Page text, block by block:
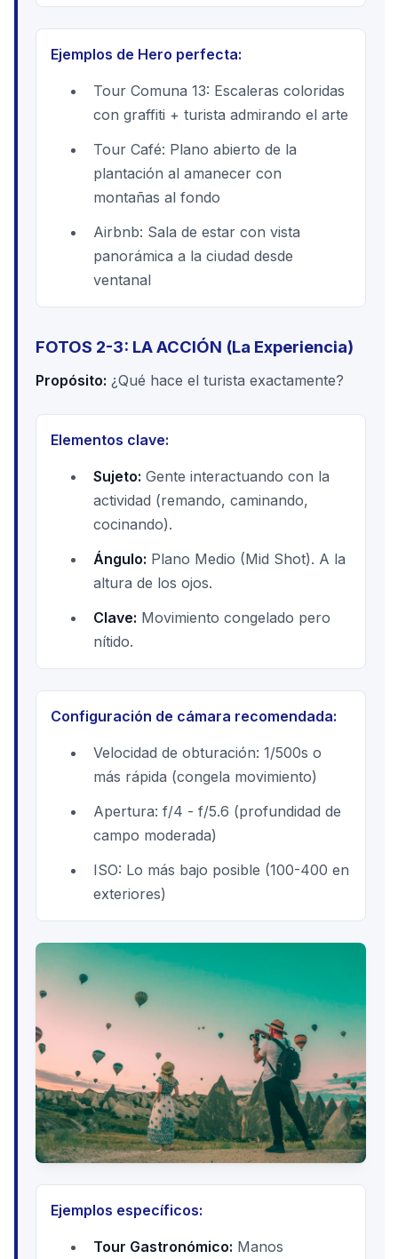
Ejemplos de Hero perfecta:
Tour Comuna 13: Escaleras coloridas
con graffiti + turista admirando el arte
Tour Café: Plano abierto de la
plantación al amanecer con
montañas al fondo
Airbnb: Sala de estar con vista
panorámica a la ciudad desde
ventanal
FOTOS 2-3: LA ACCIÓN (La Experiencia)
Propósito: ¿Qué hace el turista exactamente?
Elementos clave:
Sujeto: Gente interactuando con la
actividad (remando, caminando,
cocinando).
Ángulo: Plano Medio (Mid Shot). A la
altura de los ojos.
Clave: Movimiento congelado pero
nítido.
Configuración de cámara recomendada:
Velocidad de obturación: 1/500s o
más rápida (congela movimiento)
Apertura: f/4 - f/5.6 (profundidad de
campo moderada)
ISO: Lo más bajo posible (100-400 en
exteriores)
Ejemplos específicos:
Tour Gastronómico: Manos